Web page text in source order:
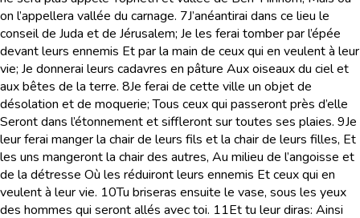
on l’appellera vallée du carnage. 7J’anéantirai dans ce lieu le
conseil de Juda et de Jérusalem; Je les ferai tomber par l’épée
devant leurs ennemis Et par la main de ceux qui en veulent à leur
vie; Je donnerai leurs cadavres en pâture Aux oiseaux du ciel et
aux bêtes de la terre. 8Je ferai de cette ville un objet de
désolation et de moquerie; Tous ceux qui passeront près d’elle
Seront dans l’étonnement et siffleront sur toutes ses plaies. 9Je
leur ferai manger la chair de leurs fils et la chair de leurs filles, Et
les uns mangeront la chair des autres, Au milieu de l’angoisse et
de la détresse Où les réduiront leurs ennemis Et ceux qui en
veulent à leur vie. 10Tu briseras ensuite le vase, sous les yeux
des hommes qui seront allés avec toi. 11Et tu leur diras: Ainsi